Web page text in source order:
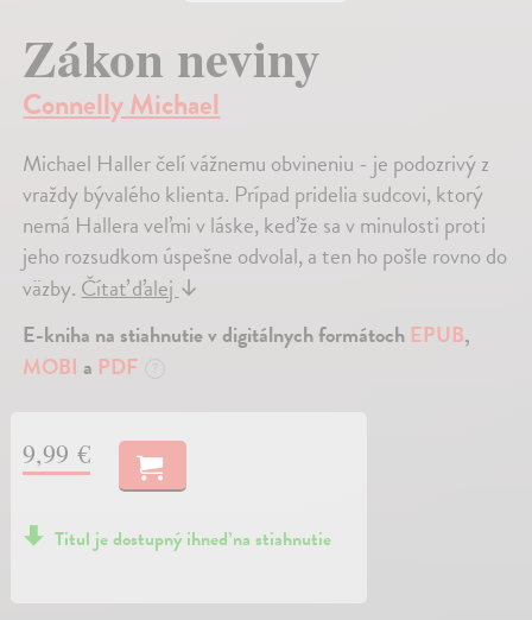
Zákon neviny
Connelly Michael
Michael Haller čelí vážnemu obvineniu - je podozrivý z
vraždy bývalého klienta. Prípad pridelia sudcovi, ktorý
nemá Hallera veľmi v láske, keďže sa v minulosti proti
jeho rozsudkom úspešne odvolal, a ten ho pošle rovno do
väzby.Čítať ďalej↓
E-kniha na stiahnutie v digitálnych formátoch EPUB,
MOBI a PDF
9,99 €
Titul je dostupný ihneď na stiahnutie